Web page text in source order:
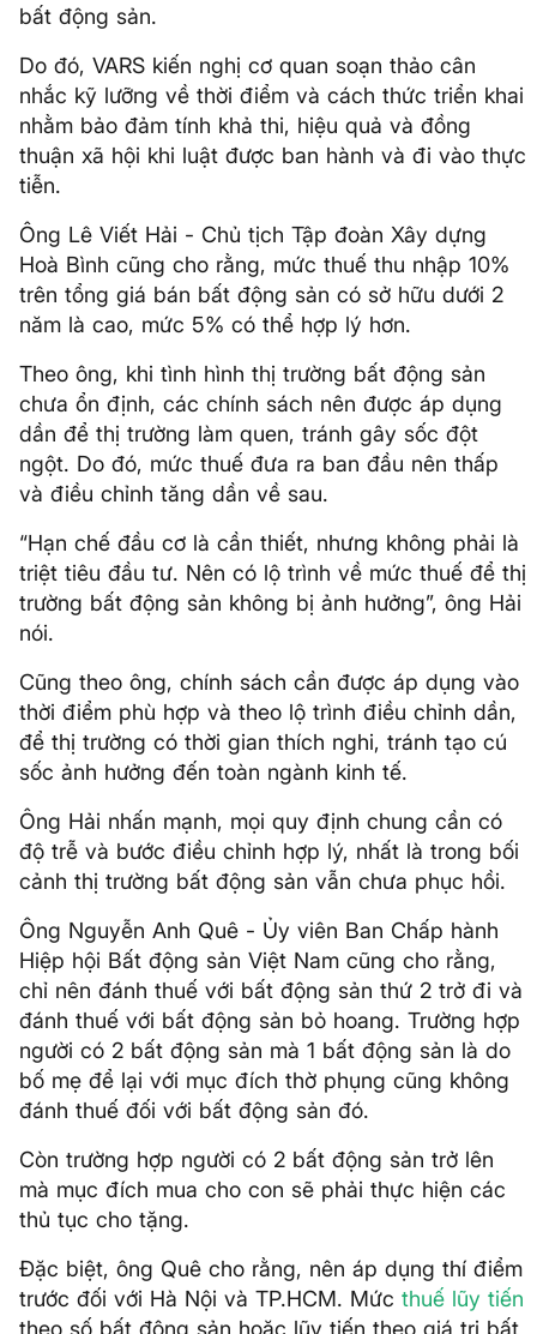
bất động sản.
Do đó, VARS kiến nghị cơ quan soạn thảo cân
nhắc kỹ lưỡng về thời điểm và cách thức triển khai
nhằm bảo đảm tính khả thi, hiệu quả và đồng
thuận xã hội khi luật được ban hành và đi vào thực
tiễn.
Ông Lê Viết Hải - Chủ tịch Tập đoàn Xây dựng
Hoà Bình cũng cho rằng, mức thuế thu nhập 10%
trên tổng giá bán bất động sản có sở hữu dưới 2
năm là cao, mức 5% có thể hợp lý hơn.
Theo ông, khi tình hình thị trường bất động sản
chưa ổn định, các chính sách nên được áp dụng
dần để thị trường làm quen, tránh gây sốc đột
ngột. Do đó, mức thuế đưa ra ban đầu nên thấp
và điều chỉnh tăng dần về sau.
“Hạn chế đầu cơ là cần thiết, nhưng không phải là
triệt tiêu đầu tư. Nên có lộ trình về mức thuế để thị
trường bất động sản không bị ảnh hưởng”, ông Hải
nói.
Cũng theo ông, chính sách cần được áp dụng vào
thời điểm phù hợp và theo lộ trình điều chỉnh dần,
để thị trường có thời gian thích nghi, tránh tạo cú
sốc ảnh hưởng đến toàn ngành kinh tế.
Ông Hải nhấn mạnh, mọi quy định chung cần có
độ trễ và bước điều chỉnh hợp lý, nhất là trong bối
cảnh thị trường bất động sản vẫn chưa phục hồi.
Ông Nguyễn Anh Quê - Ủy viên Ban Chấp hành
Hiệp hội Bất động sản Việt Nam cũng cho rằng,
chỉ nên đánh thuế với bất động sản thứ 2 trở đi và
đánh thuế với bất động sản bỏ hoang. Trường hợp
người có 2 bất động sản mà 1 bất động sản là do
bố mẹ để lại với mục đích thờ phụng cũng không
đánh thuế đối với bất động sản đó.
Còn trường hợp người có 2 bất động sản trở lên
mà mục đích mua cho con sẽ phải thực hiện các
thủ tục cho tặng.
Đặc biệt, ông Quê cho rằng, nên áp dụng thí điểm
trước đối với Hà Nội và TP.HCM. Mức thuế lũy tiến
theo số bất động sản hoặc lũy tiến theo giá trị bất